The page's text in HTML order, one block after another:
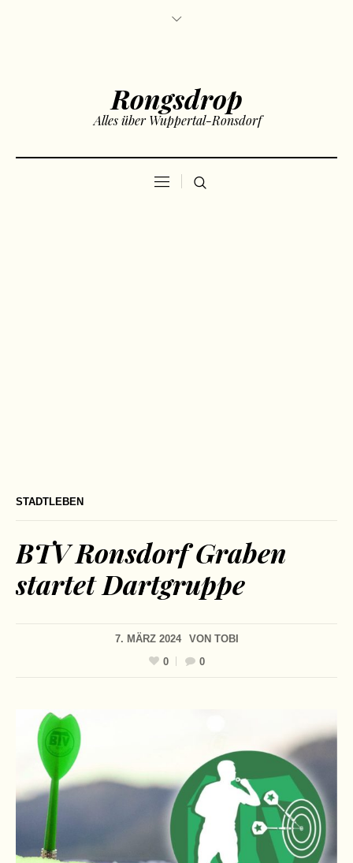
Rongsdrop
Alles über Wuppertal-Ronsdorf
STADTLEBEN
BTV Ronsdorf Graben
startet Dartgruppe
7. MÄRZ 2024 VON TOBI
0
0